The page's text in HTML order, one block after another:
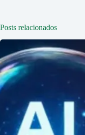
Posts relacionados